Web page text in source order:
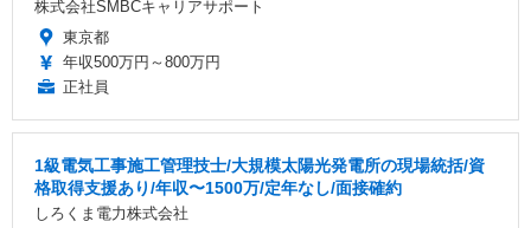
株式会社SMBCキャリアサポート
東京都
年収500万円～800万円
正社員
1級電気工事施工管理技士/大規模太陽光発電所の現場統括/資
格取得支援あり/年収〜1500万/定年なし/面接確約
しろくま電力株式会社